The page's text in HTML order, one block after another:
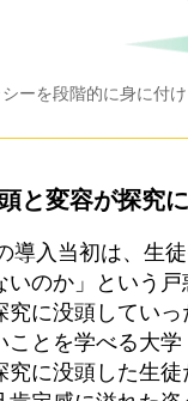
ーを段階的に身に付
と変容が探究
導入当初は、生
いのか」という
究に没頭してい
ことを学べる大
究に没頭した生